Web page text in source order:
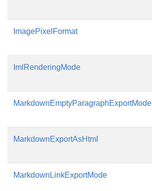
ImagePixelFormat
ImlRenderingMode
MarkdownEmptyParagraphExportMode
MarkdownExportAsHtml
MarkdownLinkExportMode